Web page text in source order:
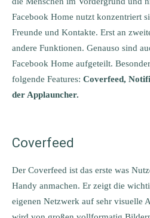
Facebook Home nutzt konzentriert
Freunde und Kontakte. Erst an
andere Funktionen. Genauso sind
Facebook Home aufgeteilt.
folgende Features: Coverfeed,
der Applauncher.
Coverfeed
Der Coverfeed ist das erste was
Handy anmachen. Er zeigt die
eigenen Netzwerk auf sehr visuelle